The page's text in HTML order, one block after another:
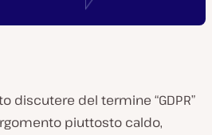
discutere del termine “GDPR”
piuttosto caldo,